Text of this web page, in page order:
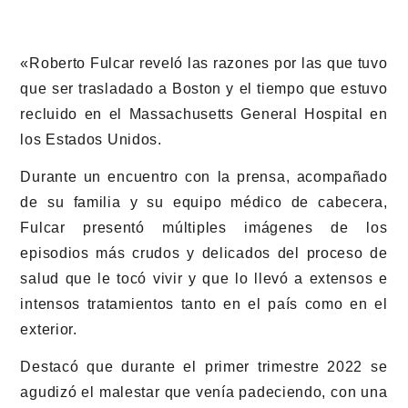
«Roberto Fulcar reveló las razones por las que tuvo
que ser trasladado a Boston y el tiempo que estuvo
recluido en el Massachusetts General Hospital en
los Estados Unidos.
Durante un encuentro con la prensa, acompañado
de su familia y su equipo médico de cabecera,
Fulcar presentó múltiples imágenes de los
episodios más crudos y delicados del proceso de
salud que le tocó vivir y que lo llevó a extensos e
intensos tratamientos tanto en el país como en el
exterior.
Destacó que durante el primer trimestre 2022 se
agudizó el malestar que venía padeciendo, con una